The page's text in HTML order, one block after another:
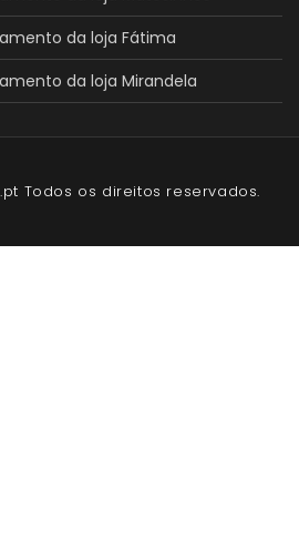
da loja Fátima
da loja Mirandela
Todos os direitos reservados.